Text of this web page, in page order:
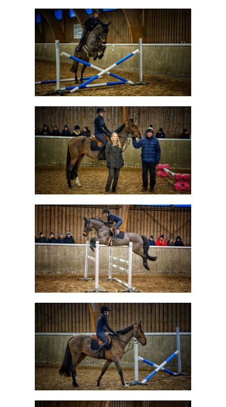
Kontakta SFK
Profilprodukter
Nyheter,
reportage och
kuriosa
Dokument &
protokoll
Arkiv